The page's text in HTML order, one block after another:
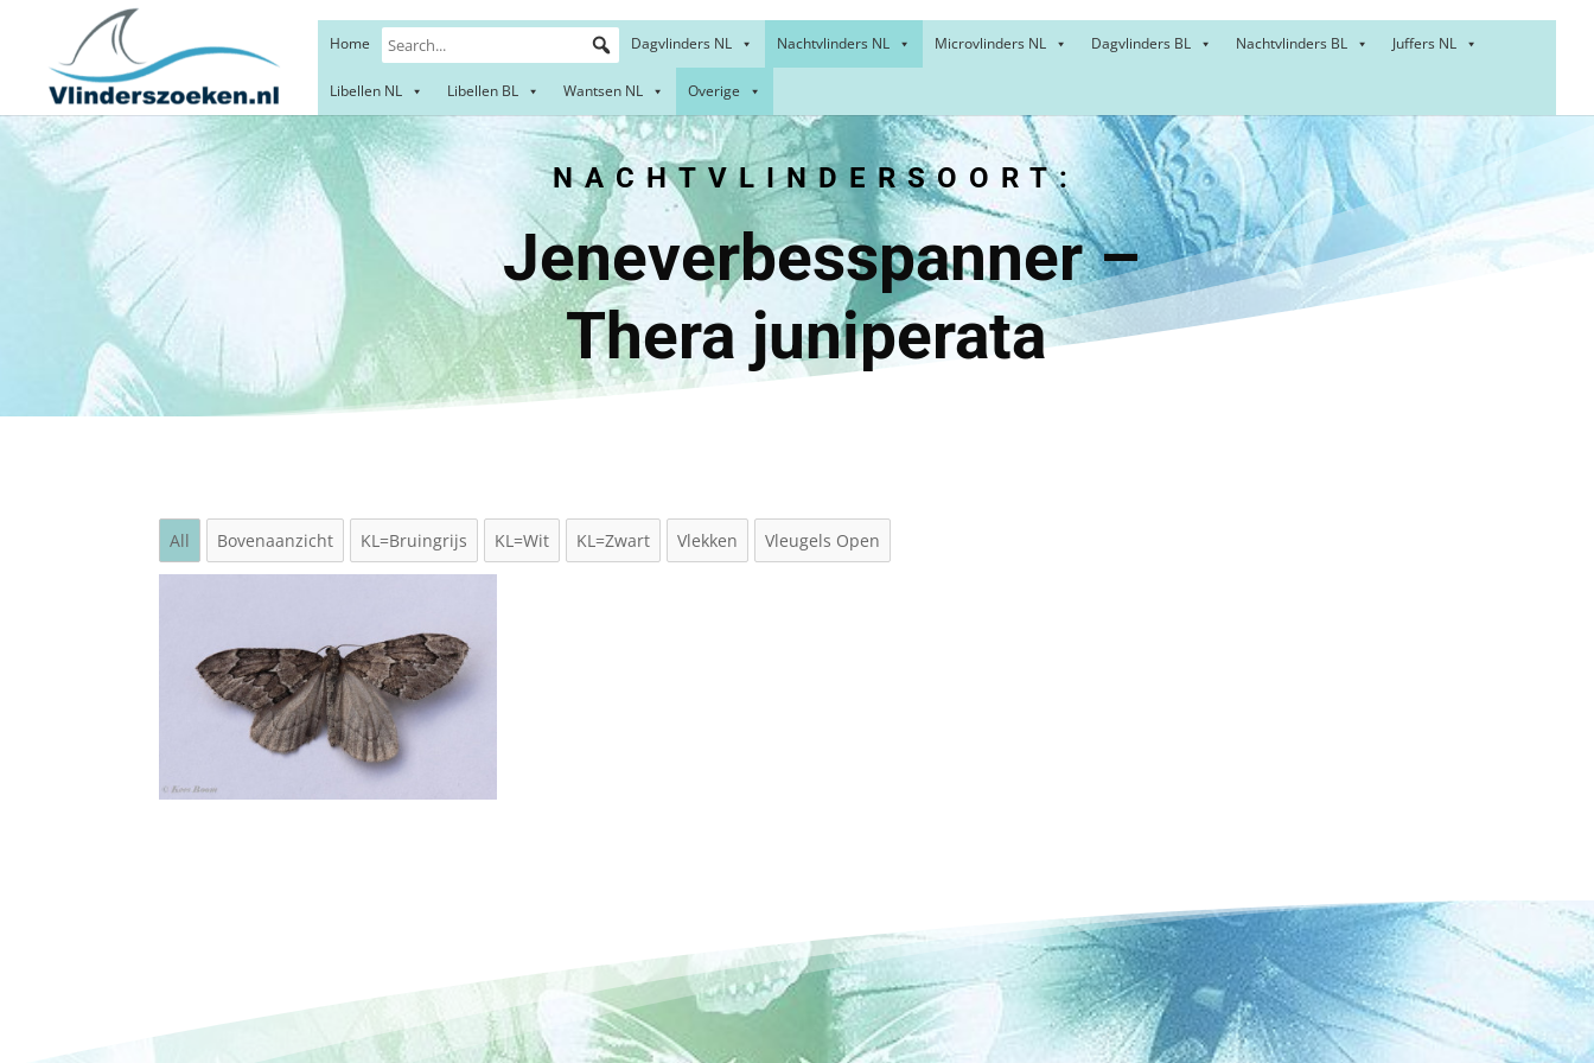
Home Dagvlinders NL Nachtvlinders NL Microvlinders NL Dagvlinders BL Nachtvlinders BL Juffers NL
Libellen NL Libellen BL Wantsen NL Overige
NACHTVLINDERSOORT:
Jeneverbesspanner –
Thera juniperata
All Bovenaanzicht KL=Bruingrijs KL=Wit KL=Zwart Vlekken Vleugels Open